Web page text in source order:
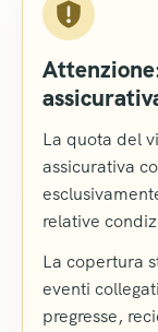
La quota del
assicurativa
relative
La copertura
eventi
pregresse,